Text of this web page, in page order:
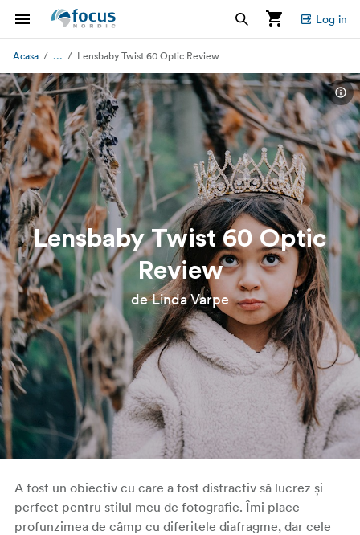
Log in
Acasa ... Lensbaby Twist 60 Optic Review
Lensbaby Twist 60 Optic
Review
de Linda Varpe
A fost un obiectiv cu care a fost distractiv să lucrez și
perfect pentru stilul meu de fotografie. Îmi place
profunzimea de câmp cu diferitele diafragme, dar cele